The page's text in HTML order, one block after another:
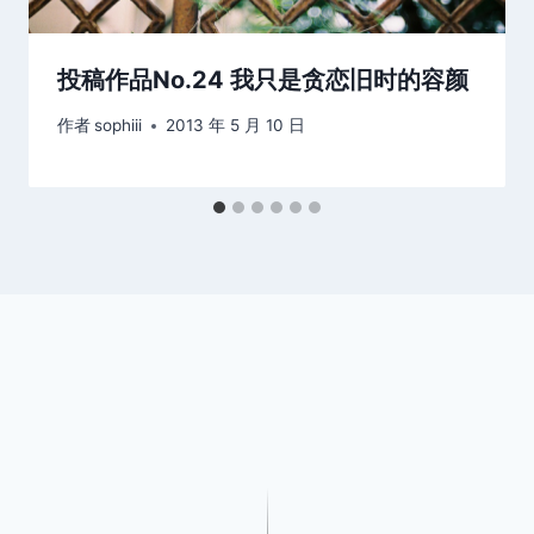
投稿作品No.24 我只是贪恋旧时的容颜
作者sophiii 2013 年 5 月 10 日